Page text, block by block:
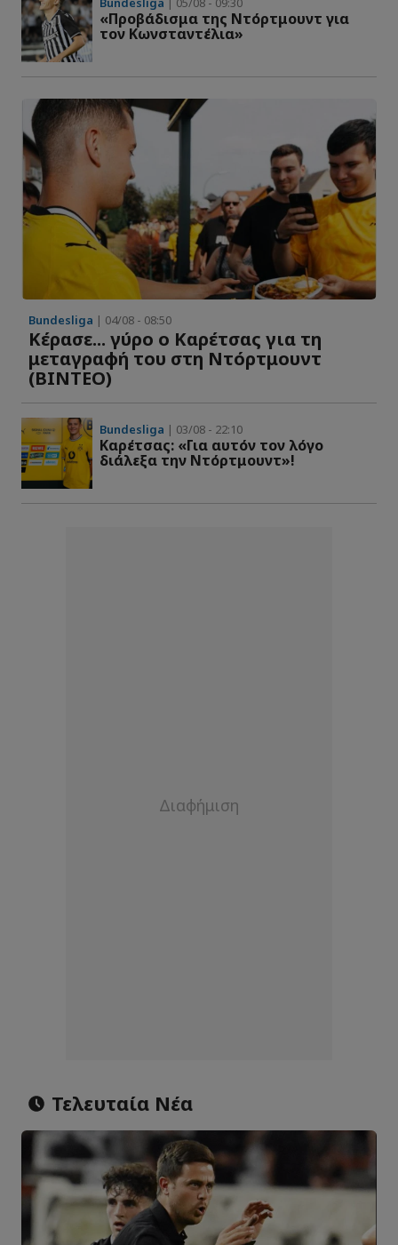
«Προβάδισμα της Ντόρτμουντ για
τον Κωνσταντέλια»
Bundesliga | 04/08 - 08:50
Κέρασε... γύρο ο Καρέτσας για τη
μεταγραφή του στη Ντόρτμουντ
(ΒΙΝΤΕΟ)
Bundesliga | 03/08 - 22:10
Καρέτσας: «Για αυτόν τον λόγο
διάλεξα την Ντόρτμουντ»!
Τελευταία Νέα